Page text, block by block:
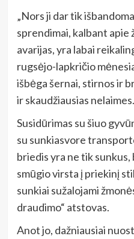
„Nors ji dar tik
sprendimai, kalbant apie
avarijas, yra labai
rugsėjo-lapkričio
išbėga šernai, stirnos ir
ir skaudžiausias nelaimes.
Susidūrimas su šiuo
su sunkiasvore
briedis yra ne tik
smūgio virsta į priekinį
sunkiai sužalojami
draudimo“ atstovas.
Anot jo, dažniausiai